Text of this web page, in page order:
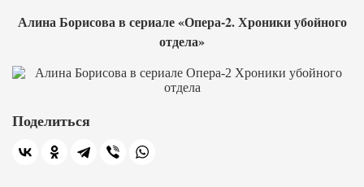
Алина Борисова в сериале «Опера-2. Хроники убойного
отдела»
Поделиться